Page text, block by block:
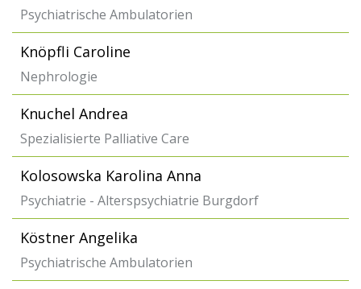
Psychiatrische Ambulatorien
Knöpfli Caroline
Nephrologie
Knuchel Andrea
Spezialisierte Palliative Care
Kolosowska Karolina Anna
Psychiatrie - Alterspsychiatrie Burgdorf
Köstner Angelika
Psychiatrische Ambulatorien